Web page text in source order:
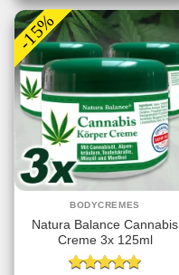
-15%
BODYCREMES
Natura Balance Cannabis
Creme 3x 125ml